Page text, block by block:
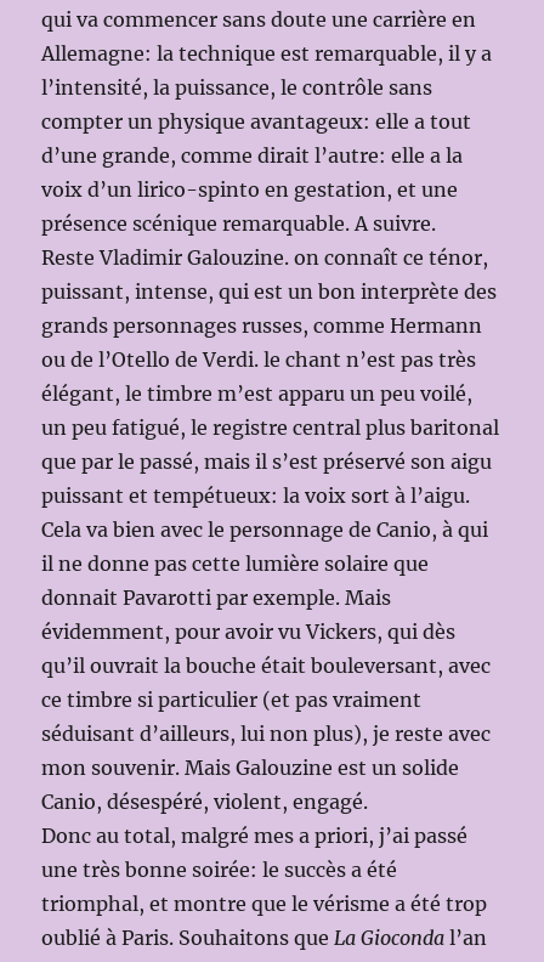
qui va commencer sans doute une carrière en
Allemagne: la technique est remarquable, il y a
l’intensité, la puissance, le contrôle sans
compter un physique avantageux: elle a tout
d’une grande, comme dirait l’autre: elle a la
voix d’un lirico-spinto en gestation, et une
présence scénique remarquable. A suivre.
Reste Vladimir Galouzine. on connaît ce ténor,
puissant, intense, qui est un bon interprète des
grands personnages russes, comme Hermann
ou de l’Otello de Verdi. le chant n’est pas très
élégant, le timbre m’est apparu un peu voilé,
un peu fatigué, le registre central plus baritonal
que par le passé, mais il s’est préservé son aigu
puissant et tempétueux: la voix sort à l’aigu.
Cela va bien avec le personnage de Canio, à qui
il ne donne pas cette lumière solaire que
donnait Pavarotti par exemple. Mais
évidemment, pour avoir vu Vickers, qui dès
qu’il ouvrait la bouche était bouleversant, avec
ce timbre si particulier (et pas vraiment
séduisant d’ailleurs, lui non plus), je reste avec
mon souvenir. Mais Galouzine est un solide
Canio, désespéré, violent, engagé.
Donc au total, malgré mes a priori, j’ai passé
une très bonne soirée: le succès a été
triomphal, et montre que le vérisme a été trop
oublié à Paris. Souhaitons queLa Gioconda l’an